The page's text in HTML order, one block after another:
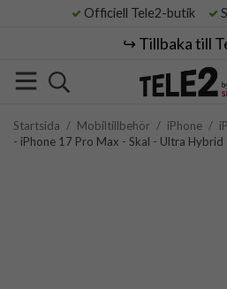
Officiell Tele2-butik
↪️ Tillbaka till
Startsida / Mobiltillbehör / iPhone /
- iPhone 17 Pro Max - Skal - Ultra